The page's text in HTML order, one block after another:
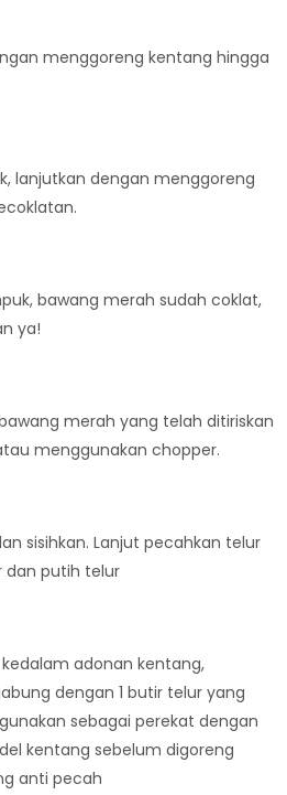
menggoreng kentang hingga
lanjutkan dengan menggoreng
bawang merah sudah coklat,
ya!
merah yang telah ditiriskan
menggunakan chopper.
sisihkan. Lanjut pecahkan telur
dan putih telur
kedalam adonan kentang,
dengan 1 butir telur yang
sebagai perekat dengan
kentang sebelum digoreng
anti pecah